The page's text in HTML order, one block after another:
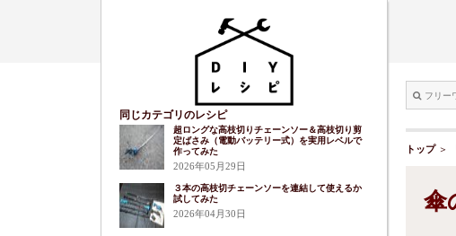
同じカテゴリのレシピ
超ロングな高枝切りチェーンソー＆高枝切り剪
定ばさみ（電動バッテリー式）を実用レベルで
作ってみた
2026年05月29日
３本の高枝切チェーンソーを連結して使えるか
試してみた
2026年04月30日
トップ＞
傘